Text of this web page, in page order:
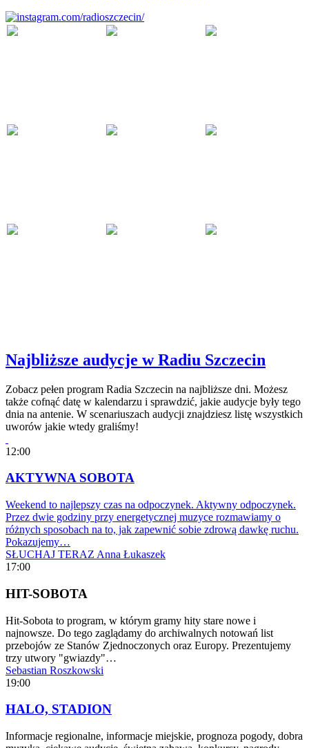
Najbliższe audycje w Radiu Szczecin
Zobacz pełen program Radia Szczecin na najbliższe dni. Możesz
także cofnąć datę w kalendarzu i sprawdzić, jakie audycje były tego
dnia na antenie. W scenariuszach audycji znajdziesz listę wszystkich
uworów jakie wtedy graliśmy!
12:00
AKTYWNA SOBOTA
Weekend to najlepszy czas na odpoczynek. Aktywny odpoczynek.
Przez dwie godziny przy energetycznej muzyce rozmawiamy o
różnych sposobach na to, jak zapewnić sobie zdrową dawkę ruchu.
Pokazujemy…
SŁUCHAJ TERAZ Anna Łukaszek
17:00
HIT-SOBOTA
Hit-Sobota to program, w którym gramy hity stare nowe i
najnowsze. Do tego zaglądamy do archiwalnych notowań list
przebojów ze Stanów Zjednoczonych oraz Europy. Prezentujemy
trzy utwory "gwiazdy"…
Sebastian Roszkowski
19:00
HALO, STADION
Informacje regionalne, informacje miejskie, prognoza pogody, dobra